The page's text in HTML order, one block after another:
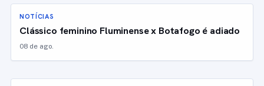
NOTÍCIAS
Clássico feminino Fluminense x Botafogo é adiado
08 de ago.